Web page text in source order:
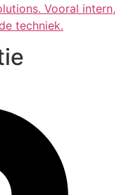
Vooral intern,
techniek.